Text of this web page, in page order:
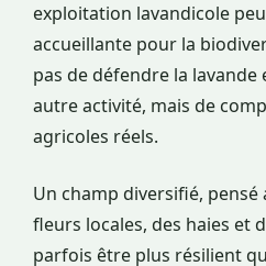
exploitation lavandicole
accueillante pour la
pas de défendre la
autre activité, mais de
agricoles réels.
Un champ diversifié, pensé
fleurs locales, des haies et
parfois être plus résilient